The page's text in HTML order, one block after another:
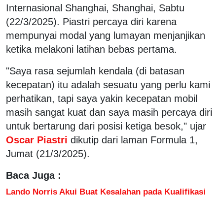
Internasional Shanghai, Shanghai, Sabtu
(22/3/2025). Piastri percaya diri karena
mempunyai modal yang lumayan menjanjikan
ketika melakoni latihan bebas pertama.
"Saya rasa sejumlah kendala (di batasan
kecepatan) itu adalah sesuatu yang perlu kami
perhatikan, tapi saya yakin kecepatan mobil
masih sangat kuat dan saya masih percaya diri
untuk bertarung dari posisi ketiga besok," ujar
Oscar Piastri dikutip dari laman Formula 1,
Jumat (21/3/2025).
Baca Juga :
Lando Norris Akui Buat Kesalahan pada Kualifikasi